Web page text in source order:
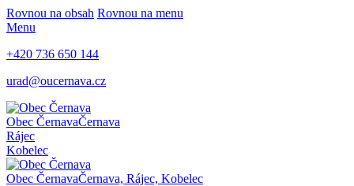
Rovnou na obsah Rovnou na menu
Menu
+420 736 650 144
urad@oucernava.cz
Obec ČernavaČernava
Rájec
Kobelec
Obec ČernavaČernava, Rájec, Kobelec